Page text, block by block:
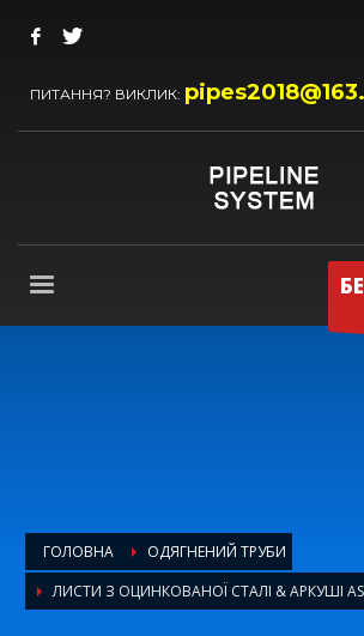
ПИТАННЯ? ВИКЛИК:
ГОЛОВНА
ОДЯГНЕНИЙ ТРУБИ
ЛИСТИ З ОЦИНКОВАНОЇ СТАЛІ & АРКУШІ